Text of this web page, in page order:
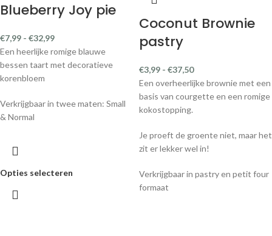
Blueberry Joy pie
€7,99 - €32,99
Een heerlijke romige blauwe
bessen taart met decoratieve
korenbloem
Verkrijgbaar in twee maten: Small
& Normal
Opties selecteren
Coconut Brownie
pastry
€3,99 - €37,50
Een overheerlijke brownie met een
basis van courgette en een romige
kokostopping.
Je proeft de groente niet, maar het
zit er lekker wel in!
Verkrijgbaar in pastry en petit four
formaat